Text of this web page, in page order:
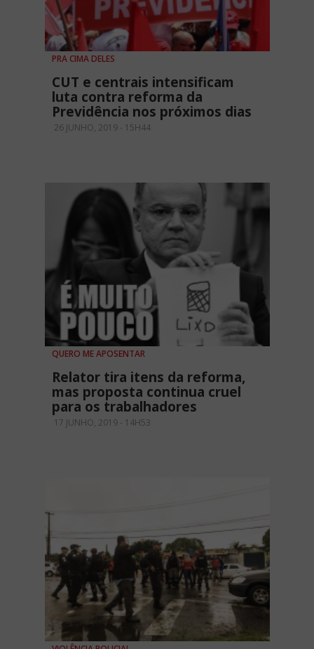
PRA CIMA DELES
CUT e centrais intensificam
luta contra reforma da
Previdência nos próximos dias
26 JUNHO, 2019 - 15H44
QUERO ME APOSENTAR
Relator tira itens da reforma,
mas proposta continua cruel
para os trabalhadores
17 JUNHO, 2019 - 14H53